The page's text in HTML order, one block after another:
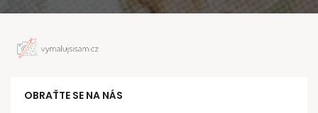
OBRAŤTE SE NA NÁS